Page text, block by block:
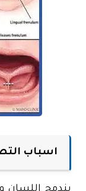
اسباب